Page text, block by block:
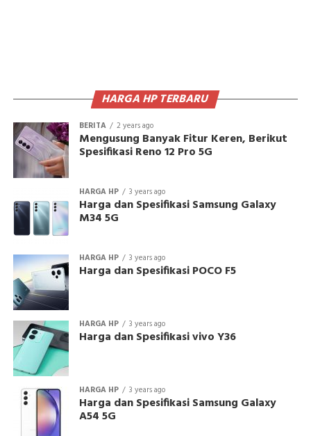
HARGA HP TERBARU
BERITA 2 years ago
Mengusung Banyak Fitur Keren, Berikut
Spesifikasi Reno 12 Pro 5G
HARGA HP 3 years ago
Harga dan Spesifikasi Samsung Galaxy
M34 5G
HARGA HP 3 years ago
Harga dan Spesifikasi POCO F5
HARGA HP 3 years ago
Harga dan Spesifikasi vivo Y36
HARGA HP 3 years ago
Harga dan Spesifikasi Samsung Galaxy
A54 5G